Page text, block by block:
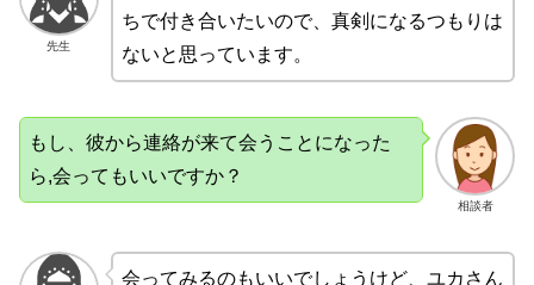
先生
ちで付き合いたいので、真剣になるつもりは
ないと思っています。
相談者
もし、彼から連絡が来て会うことになった
ら,会ってもいいですか？
会ってみるのもいいでしょうけど、ユカさん